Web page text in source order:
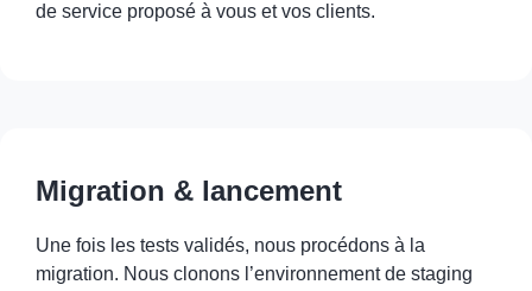
de service proposé à vous et vos clients.
Migration & lancement
Une fois les tests validés, nous procédons à la
migration. Nous clonons l’environnement de staging